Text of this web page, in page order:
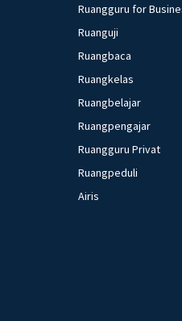
Ruangguru for
Ruanguji
Ruangbaca
Ruangkelas
Ruangbelajar
Ruangpengajar
Ruangguru Privat
Ruangpeduli
Airis